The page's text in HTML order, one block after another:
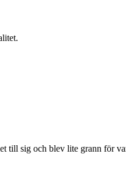
till sig och blev lite grann för